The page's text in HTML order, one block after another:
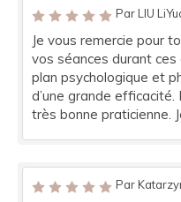
Par LIU
Je vous remercie pour
vos séances durant
plan psychologique et
d’une grande
très bonne praticienne.
Par